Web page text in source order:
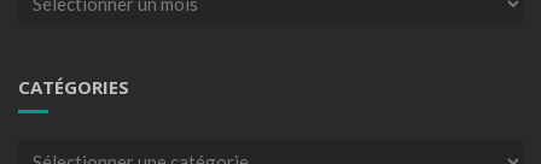
CATÉGORIES
Catégories